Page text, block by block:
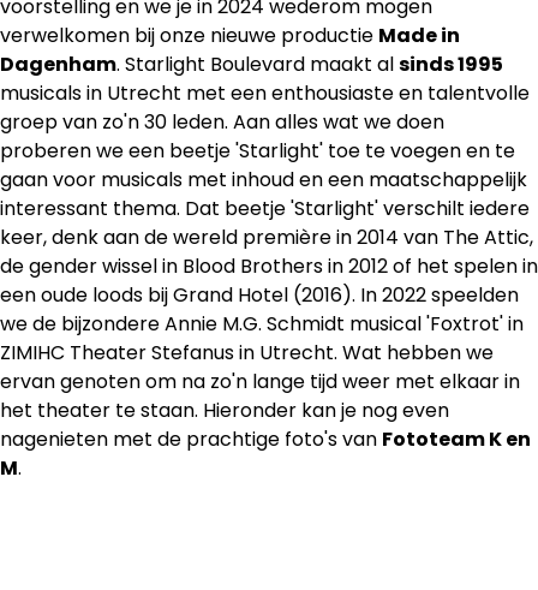
voorstelling en we je in 2024 wederom mogen
verwelkomen bij onze nieuwe productie Made in
Dagenham. Starlight Boulevard maakt alsinds 1995
musicals in Utrecht met een enthousiaste en talentvolle
groep van zo'n 30 leden. Aan alles wat we doen
proberen we een beetje 'Starlight' toe te voegen en te
gaan voor musicals met inhoud en een maatschappelijk
interessant thema. Dat beetje 'Starlight' verschilt iedere
keer, denk aan de wereld première in 2014 van The Attic,
de gender wissel in Blood Brothers in 2012 of het spelen in
een oude loods bij Grand Hotel (2016). In 2022 speelden
we de bijzondere Annie M.G. Schmidt musical 'Foxtrot' in
ZIMIHC Theater Stefanus in Utrecht. Wat hebben we
ervan genoten om na zo'n lange tijd weer met elkaar in
het theater te staan. Hieronder kan je nog even
nagenieten met de prachtige foto's van Fototeam K en
M.